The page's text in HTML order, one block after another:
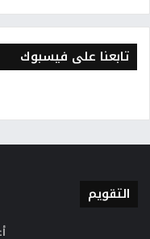
تابعنا على فيسبوك
التقويم